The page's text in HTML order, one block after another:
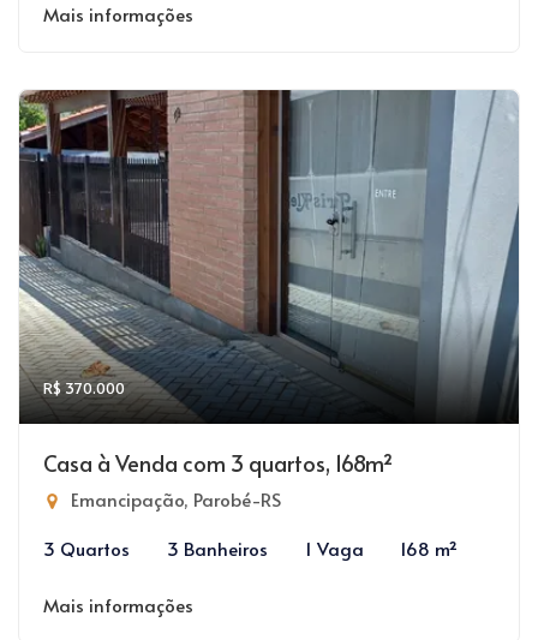
Mais informações
R$ 370.000
Casa à Venda com 3 quartos, 168m²
Emancipação, Parobé-RS
3 Quartos
3 Banheiros 1 Vaga 168 m²
Mais informações